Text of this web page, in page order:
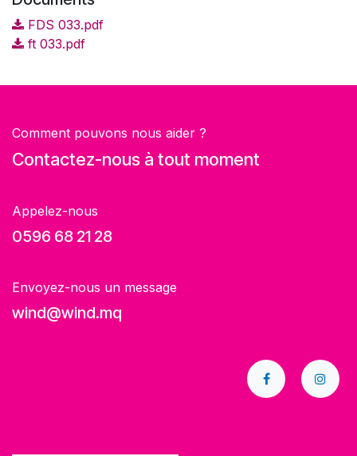
FDS 033.pdf
ft 033.pdf
Comment pouvons nous aider ?
Contactez-nous à tout moment
Appelez-nous
0596 68 21 28
Envoyez-nous un message
wind@wind.mq